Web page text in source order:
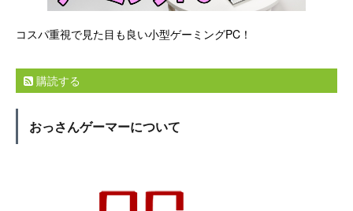
コスパ重視で見た目も良い小型ゲーミングPC！
購読する
おっさんゲーマーについて